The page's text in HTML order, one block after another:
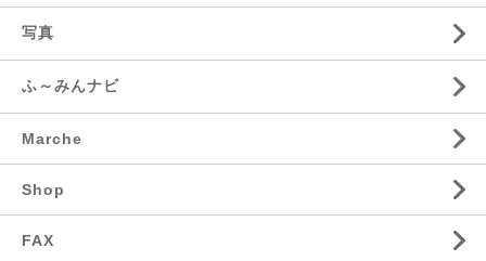
写真
ふ～みんナビ
Marche
Shop
FAX